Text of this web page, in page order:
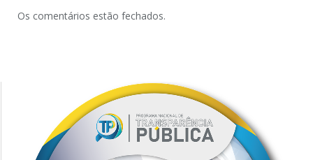
Os comentários estão fechados.